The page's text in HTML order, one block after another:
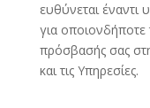
ευθύνεται έναντι
για οποιονδήποτε
πρόσβασής σας
και τις Υπηρεσίες.